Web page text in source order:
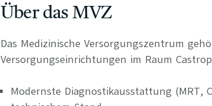
Über das MVZ
Das Medizinische Versorgungszentrum
Versorgungseinrichtungen im Raum
Modernste Diagnostikausstattung (MRT,